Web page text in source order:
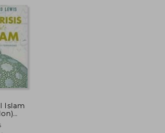
Islam